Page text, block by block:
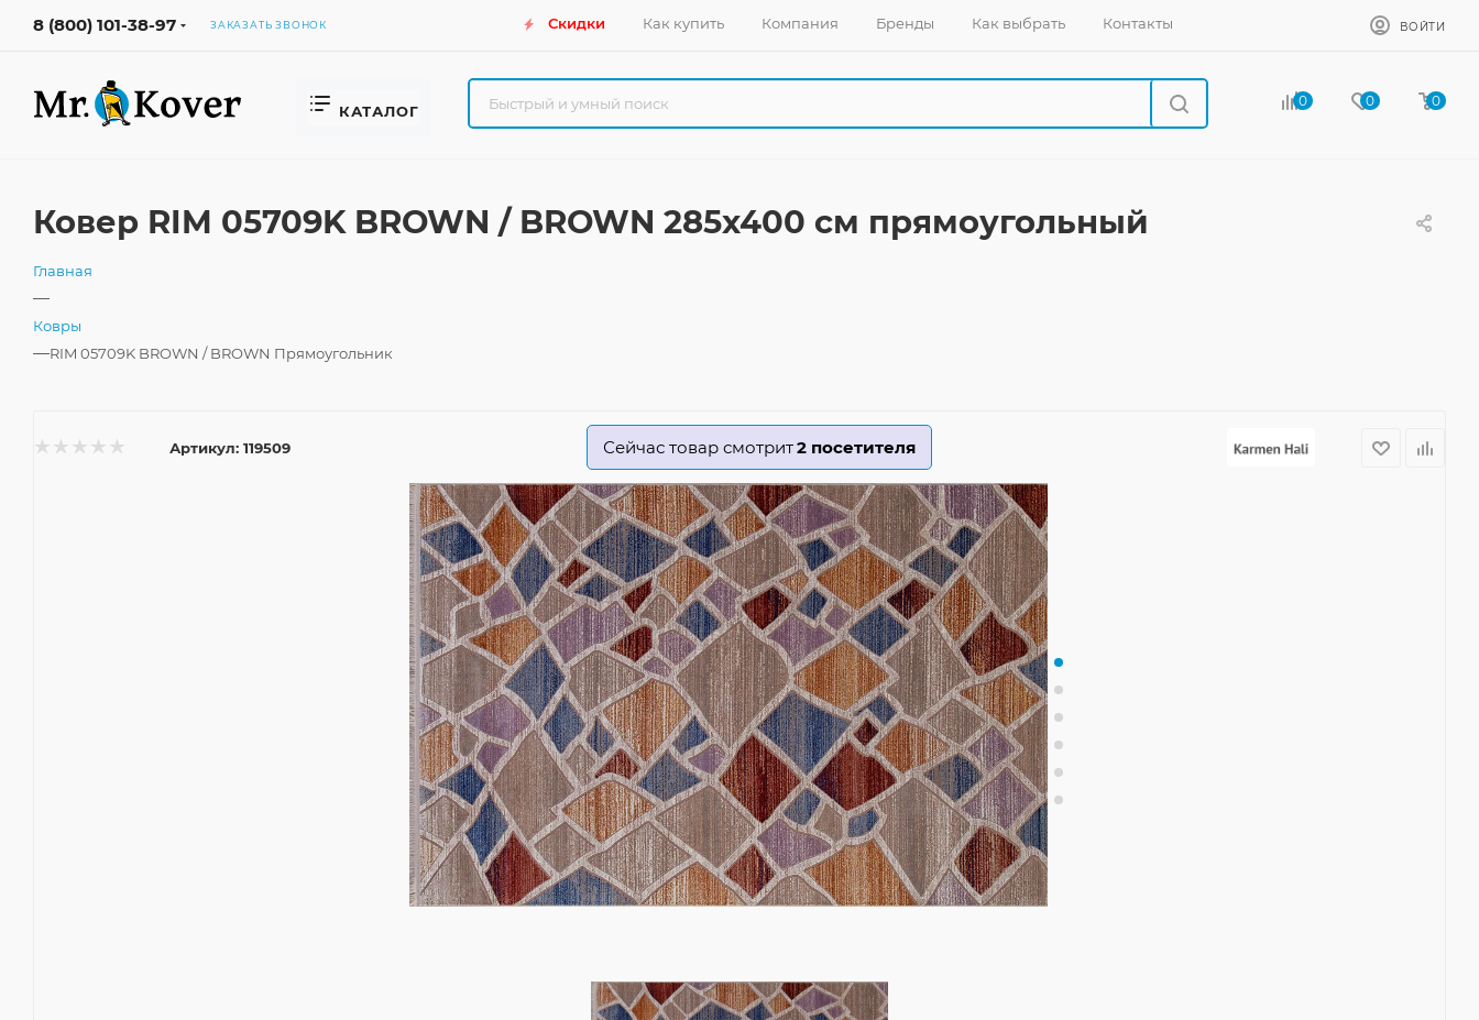
8 (800) 101-38-97 ЗАКАЗАТЬ ЗВОНОК Скидки Как купить Компания Бренды Как выбрать Контакты ВОЙТИ
КАТАЛОГ
0 0 0
Ковер RIM 05709K BROWN / BROWN 285x400 см прямоугольный
Главная
—
Ковры
—RIM 05709K BROWN / BROWN Прямоугольник
Артикул: 119509 Сейчас товар смотрит2 посетителя